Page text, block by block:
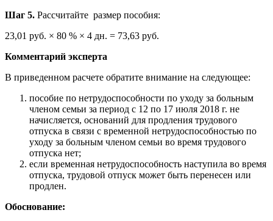
Шаг 5. Рассчитайте размер пособия:
23,01 руб. × 80 % × 4 дн. = 73,63 руб.
Комментарий эксперта
В приведенном расчете обратите внимание на следующее:
пособие по нетрудоспособности по уходу за больным
членом семьи за период с 12 по 17 июля 2018 г. не
начисляется, оснований для продления трудового
отпуска в связи с временной нетрудоспособностью по
уходу за больным членом семьи во время трудового
отпуска нет;
если временная нетрудоспособность наступила во время
отпуска, трудовой отпуск может быть перенесен или
продлен.
Обоснование: